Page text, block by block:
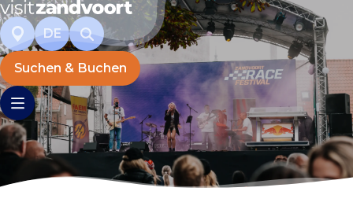
DE
Suchen & Buchen